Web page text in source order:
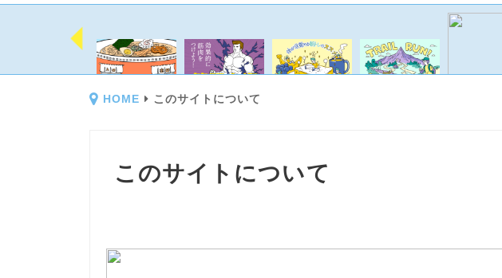
HOME このサイトについて
このサイトについて